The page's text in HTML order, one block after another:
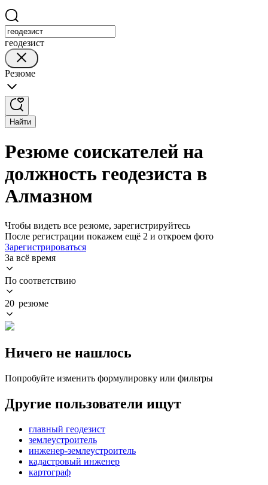
геодезист
Резюме
Найти
Резюме соискателей на
должность геодезиста в
Алмазном
Чтобы видеть все резюме, зарегистрируйтесь
После регистрации покажем ещё 2 и откроем фото
Зарегистрироваться
За всё время
По соответствию
20 резюме
Ничего не нашлось
Попробуйте изменить формулировку или фильтры
Другие пользователи ищут
главный геодезист
землеустроитель
инженер-землеустроитель
кадастровый инженер
картограф